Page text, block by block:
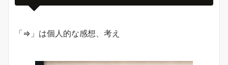
「⇒」は個人的な感想、考え